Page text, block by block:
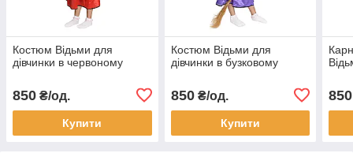
Костюм Відьми для
дівчинки в червоному
850 ₴/од.
Купити
Костюм Відьми для
дівчинки в бузковому
850₴/од.
Купити
850